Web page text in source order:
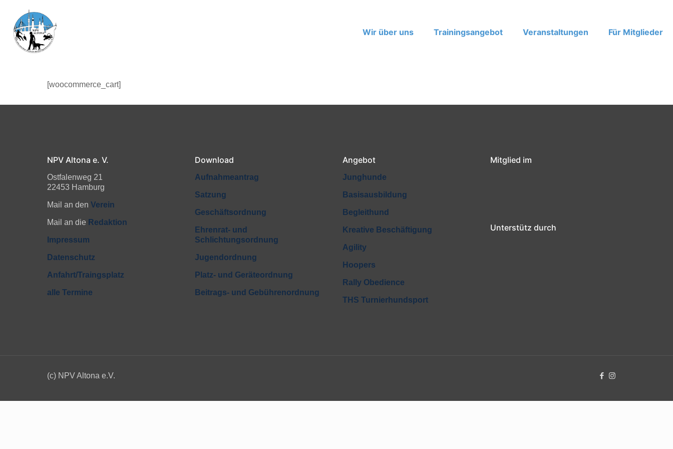
Wir über uns Trainingsangebot Veranstaltungen Für Mitglieder
[woocommerce_cart]
NPV Altona e. V.
Ostfalenweg 21
22453 Hamburg
Mail an den Verein
Mail an die Redaktion
Impressum
Datenschutz
Anfahrt/Traingsplatz
alle Termine
Download
Aufnahmeantrag
Satzung
Geschäftsordnung
Ehrenrat- und
Schlichtungsordnung
Jugendordnung
Platz- und Geräteordnung
Beitrags- und Gebührenordnung
Angebot
Junghunde
Basisausbildung
Begleithund
Kreative Beschäftigung
Agility
Hoopers
Rally Obedience
THS Turnierhundsport
Mitglied im
Unterstütz durch
(c) NPV Altona e.V.